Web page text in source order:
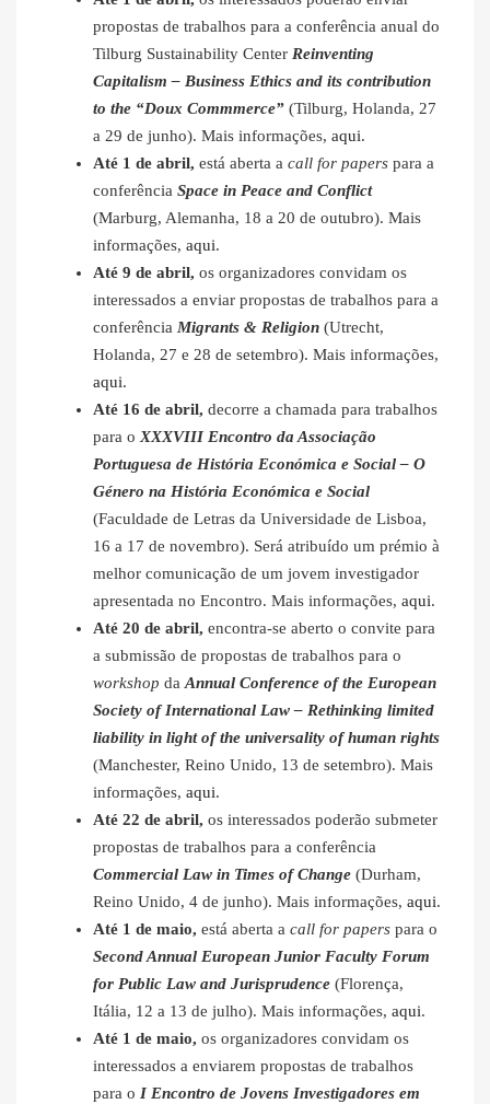
propostas de trabalhos para a conferência anual do
Tilburg Sustainability Center Reinventing
Capitalism – Business Ethics and its contribution
to the “Doux Commmerce” (Tilburg, Holanda, 27
a 29 de junho). Mais informações, aqui.
Até 1 de abril, está aberta a call for papers para a
conferência Space in Peace and Conflict
(Marburg, Alemanha, 18 a 20 de outubro). Mais
informações, aqui.
Até 9 de abril, os organizadores convidam os
interessados a enviar propostas de trabalhos para a
conferência Migrants & Religion (Utrecht,
Holanda, 27 e 28 de setembro). Mais informações,
aqui.
Até 16 de abril, decorre a chamada para trabalhos
para oXXXVIII Encontro da Associação
Portuguesa de História Económica e Social – O
Género na História Económica e Social
(Faculdade de Letras da Universidade de Lisboa,
16 a 17 de novembro). Será atribuído um prémio à
melhor comunicação de um jovem investigador
apresentada no Encontro. Mais informações, aqui.
Até 20 de abril, encontra-se aberto o convite para
a submissão de propostas de trabalhos para o
workshop daAnnual Conference of the European
Society of International Law – Rethinking limited
liability in light of the universality of human rights
(Manchester, Reino Unido, 13 de setembro). Mais
informações, aqui.
Até 22 de abril, os interessados poderão submeter
propostas de trabalhos para a conferência
Commercial Law in Times of Change (Durham,
Reino Unido, 4 de junho). Mais informações, aqui.
Até 1 de maio, está aberta a call for papers para o
Second Annual European Junior Faculty Forum
for Public Law and Jurisprudence (Florença,
Itália, 12 a 13 de julho). Mais informações, aqui.
Até 1 de maio, os organizadores convidam os
interessados a enviarem propostas de trabalhos
para o I Encontro de Jovens Investigadores em